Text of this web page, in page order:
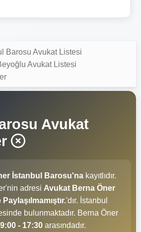
Barosu Avukat Listesi
Avukat Listesi
Avukat
İstanbul Barosu'na kayıtlıdır.
adresi Avukat Berna Öner
'dır. İstanbul
bulunmaktadır. Berna Öner
- 17:30 arasındadır.